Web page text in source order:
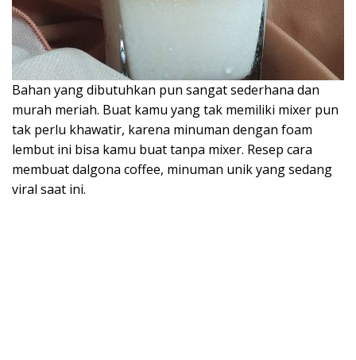
Bahan yang dibutuhkan pun sangat sederhana dan
murah meriah. Buat kamu yang tak memiliki mixer pun
tak perlu khawatir, karena minuman dengan foam
lembut ini bisa kamu buat tanpa mixer. Resep cara
membuat dalgona coffee, minuman unik yang sedang
viral saat ini.